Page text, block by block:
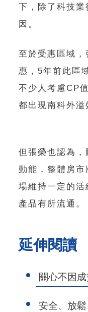
下，除了科技
因。
至於受惠區域
惠，5年前此區
不少人考慮CP
都出現南科外溢
但張榮也認為
動能，整體房
場維持一定的
產品有所流通。
延伸閱讀
關心不因
安全、放